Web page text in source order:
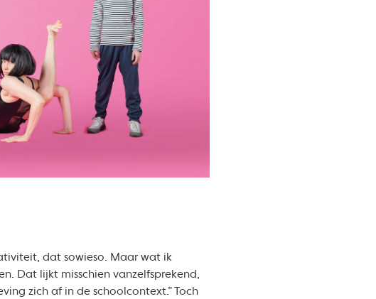
dat sowieso. Maar wat ik
Dat lijkt misschien vanzelfsprekend,
zich af in de schoolcontext.” Toch